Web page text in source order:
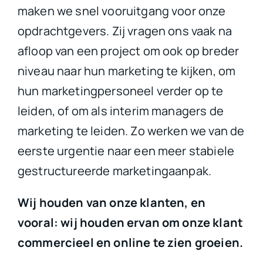
maken we snel vooruitgang voor onze
opdrachtgevers. Zij vragen ons vaak na
afloop van een project om ook op breder
niveau naar hun marketing te kijken, om
hun marketingpersoneel verder op te
leiden, of om als interim managers de
marketing te leiden. Zo werken we van de
eerste urgentie naar een meer stabiele
gestructureerde marketingaanpak.
Wij houden van onze klanten, en
vooral: wij houden ervan om onze klant
commercieel en online te zien groeien.